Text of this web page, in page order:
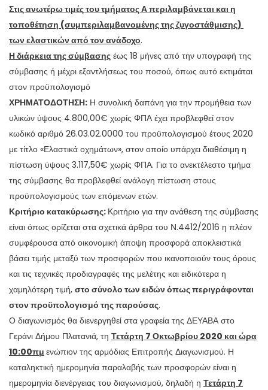
Στις ανωτέρω τιμές του τμήματος Α περιλαμβάνεται και η
τοποθέτηση (συμπεριλαμβανομένης της ζυγοστάθμισης)
των ελαστικών από τον ανάδοχο.
Η διάρκεια της σύμβασης έως 18 μήνες από την υπογραφή της
σύμβασης ή μέχρι εξαντλήσεως του ποσού, όπως αυτό εκτιμάται
στον προϋπολογισμό
ΧΡΗΜΑΤΟΔΟΤΗΣΗ: Η συνολική δαπάνη για την προμήθεια των
υλικών ύψους 4.800,00€ χωρίς ΦΠΑ έχει προβλεφθεί στον
κωδικό αριθμό 26.03.02.0000 του προϋπολογισμού έτους 2020
με τίτλο «Ελαστικά οχημάτων», στον οποίο υπάρχει διαθέσιμη η
πίστωση ύψους 3.117,50€ χωρίς ΦΠΑ. Για το ανεκτέλεστο τμήμα
της σύμβασης θα προβλεφθεί ανάλογη πίστωση στους
προϋπολογισμούς των επόμενων ετών.
Κριτήριο κατακύρωσης: Κριτήριο για την ανάθεση της σύμβασης
είναι όπως ορίζεται στα σχετικά άρθρα του Ν.4412/2016 η πλέον
συμφέρουσα από οικονομική άποψη προσφορά αποκλειστικά
βάσει τιμής μεταξύ των προσφορών που ικανοποιούν τους όρους
και τις τεχνικές προδιαγραφές της μελέτης και ειδικότερα η
χαμηλότερη τιμή, στο σύνολο των ειδών όπως περιγράφονται
στον προϋπολογισμό της παρούσας.
Ο διαγωνισμός θα διενεργηθεί στα γραφεία της ΔΕΥΑΒΑ στο
Γεράνι Δήμου Πλατανιά, τη Τετάρτη 7 Οκτωβρίου 2020 και ώρα
10:00πμ ενώπιον της αρμόδιας Επιτροπής Διαγωνισμού. Η
καταληκτική ημερομηνία παραλαβής των προσφορών είναι η
ημερομηνία διενέργειας του διαγωνισμού, δηλαδή η Τετάρτη 7